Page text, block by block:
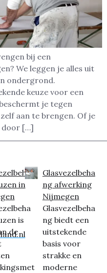
bij een
We leggen je alles uit
ondergrond.
keuze voor een
je tegen
aan te brengen. Of je
door […]
in
is
de
Glasvezelbeha
ng afwerking
Nijmegen
Glasvezelbeha
ng biedt een
uitstekende
basis voor
strakke en
moderne